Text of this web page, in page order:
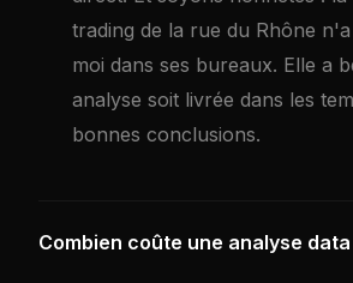
trading de la rue du Rhône
moi dans ses bureaux. Elle a
analyse soit livrée dans les
bonnes conclusions.
Combien coûte une analyse data